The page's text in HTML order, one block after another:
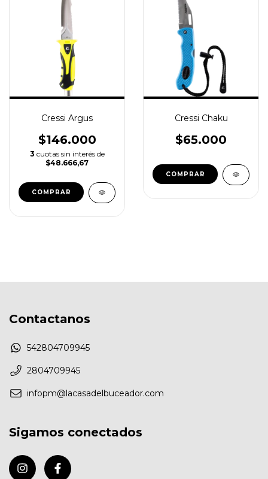
Cressi Argus
$146.000
3 cuotas sin interés de
$48.666,67
Cressi Chaku
$65.000
Contactanos
542804709945
2804709945
infopm@lacasadelbuceador.com
Sigamos conectados